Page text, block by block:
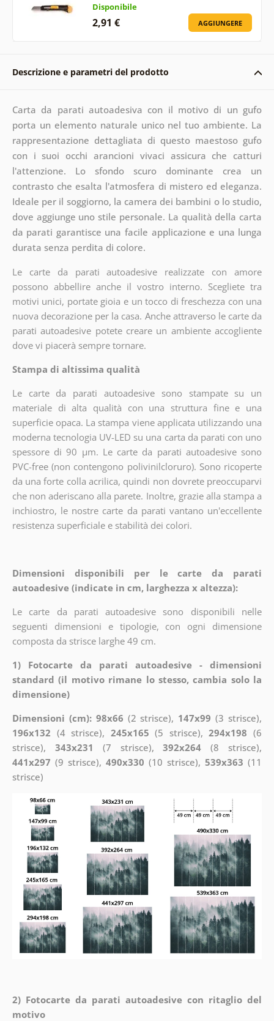
Disponibile
2,91 € AGGIUNGERE
Descrizione e parametri del prodotto
Carta da parati autoadesiva con il motivo di un gufo
porta un elemento naturale unico nel tuo ambiente. La
rappresentazione dettagliata di questo maestoso gufo
con i suoi occhi arancioni vivaci assicura che catturi
l'attenzione. Lo sfondo scuro dominante crea un
contrasto che esalta l'atmosfera di mistero ed eleganza.
Ideale per il soggiorno, la camera dei bambini o lo studio,
dove aggiunge uno stile personale. La qualità della carta
da parati garantisce una facile applicazione e una lunga
durata senza perdita di colore.
Le carte da parati autoadesive realizzate con amore
possono abbellire anche il vostro interno. Scegliete tra
motivi unici, portate gioia e un tocco di freschezza con una
nuova decorazione per la casa. Anche attraverso le carte da
parati autoadesive potete creare un ambiente accogliente
dove vi piacerà sempre tornare.
Stampa di altissima qualità
Le carte da parati autoadesive sono stampate su un
materiale di alta qualità con una struttura fine e una
superficie opaca. La stampa viene applicata utilizzando una
moderna tecnologia UV-LED su una carta da parati con uno
spessore di 90 µm. Le carte da parati autoadesive sono
PVC-free (non contengono polivinilcloruro). Sono ricoperte
da una forte colla acrilica, quindi non dovrete preoccuparvi
che non aderiscano alla parete. Inoltre, grazie alla stampa a
inchiostro, le nostre carte da parati vantano un'eccellente
resistenza superficiale e stabilità dei colori.
Dimensioni disponibili per le carte da parati
autoadesive (indicate in cm, larghezza x altezza):
Le carte da parati autoadesive sono disponibili nelle
seguenti dimensioni e tipologie, con ogni dimensione
composta da strisce larghe 49 cm.
1) Fotocarte da parati autoadesive - dimensioni
standard (il motivo rimane lo stesso, cambia solo la
dimensione)
Dimensioni (cm): 98x66 (2 strisce), 147x99 (3 strisce),
196x132 (4 strisce), 245x165 (5 strisce),294x198 (6
strisce), 343x231 (7 strisce),392x264 (8 strisce),
441x297 (9 strisce), 490x330 (10 strisce),539x363 (11
strisce)
2) Fotocarte da parati autoadesive con ritaglio del
motivo